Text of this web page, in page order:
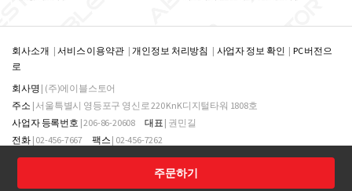
주문하기
회사소개 서비스 이용약관 개인정보 처리방침 사업자 정보 확인
PC 버전으
로
회사명 | (주)에이블스토어
주소 | 서울특별시 영등포구 영신로 220 KnK디지털타워 1808호
사업자 등록번호 | 206-86-20608 대표 | 권민길
전화| 02-456-7667 팩스 | 02-456-7262
통신판매업신고번호| 통신판매업신고번호
Copyright (주)에이블스토어. All Rights Reserved.